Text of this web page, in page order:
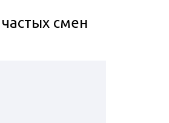
смен